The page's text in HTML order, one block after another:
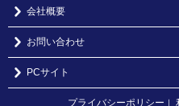
会社概要
お問い合わせ
PCサイト
プライバシーポリシー